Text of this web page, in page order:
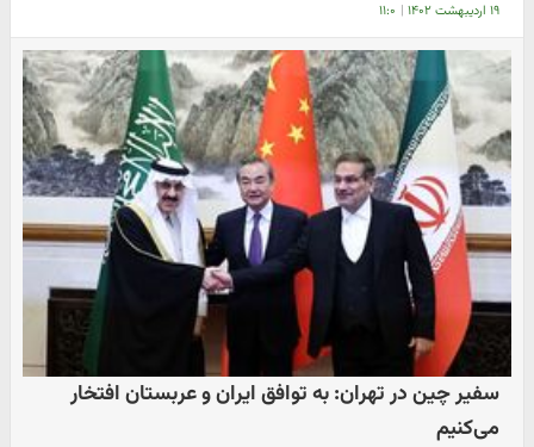
۱۹ اردیبهشت ۱۴۰۲ | ۱۱:۰
سفیر چین در تهران: به توافق ایران و عربستان افتخار
می‌کنیم